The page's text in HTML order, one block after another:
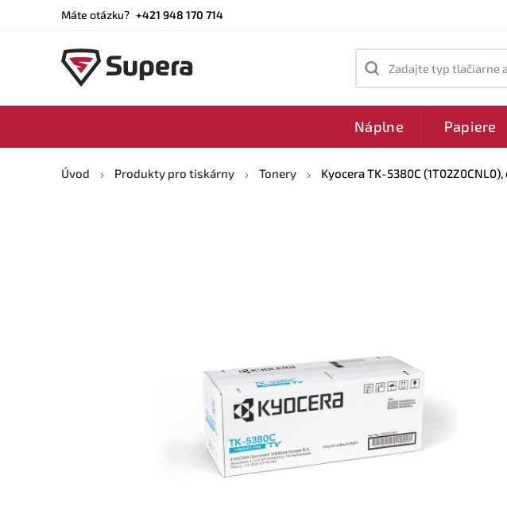
Máte otázku? +421 948 170 714
Zadajte typ tlačiarne
Náplne Papiere
Úvod Produkty pro tiskárny Tonery Kyocera TK-5380C